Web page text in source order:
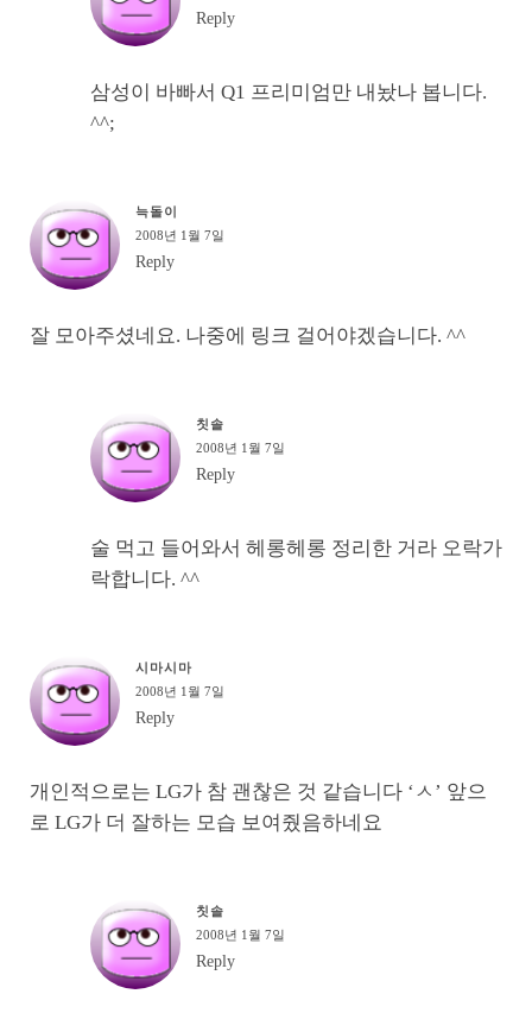
Reply
삼성이 바빠서 Q1 프리미엄만 내놨나 봅니다.
^^;
늑돌이
2008년 1월 7일
Reply
잘 모아주셨네요. 나중에 링크 걸어야겠습니다. ^^
칫솔
2008년 1월 7일
Reply
술 먹고 들어와서 헤롱헤롱 정리한 거라 오락가
락합니다. ^^
시마시마
2008년 1월 7일
Reply
개인적으로는 LG가 참 괜찮은 것 같습니다 ‘ㅅ’ 앞으
로 LG가 더 잘하는 모습 보여줬음하네요
칫솔
2008년 1월 7일
Reply